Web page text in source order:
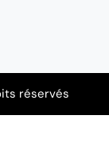
réservés